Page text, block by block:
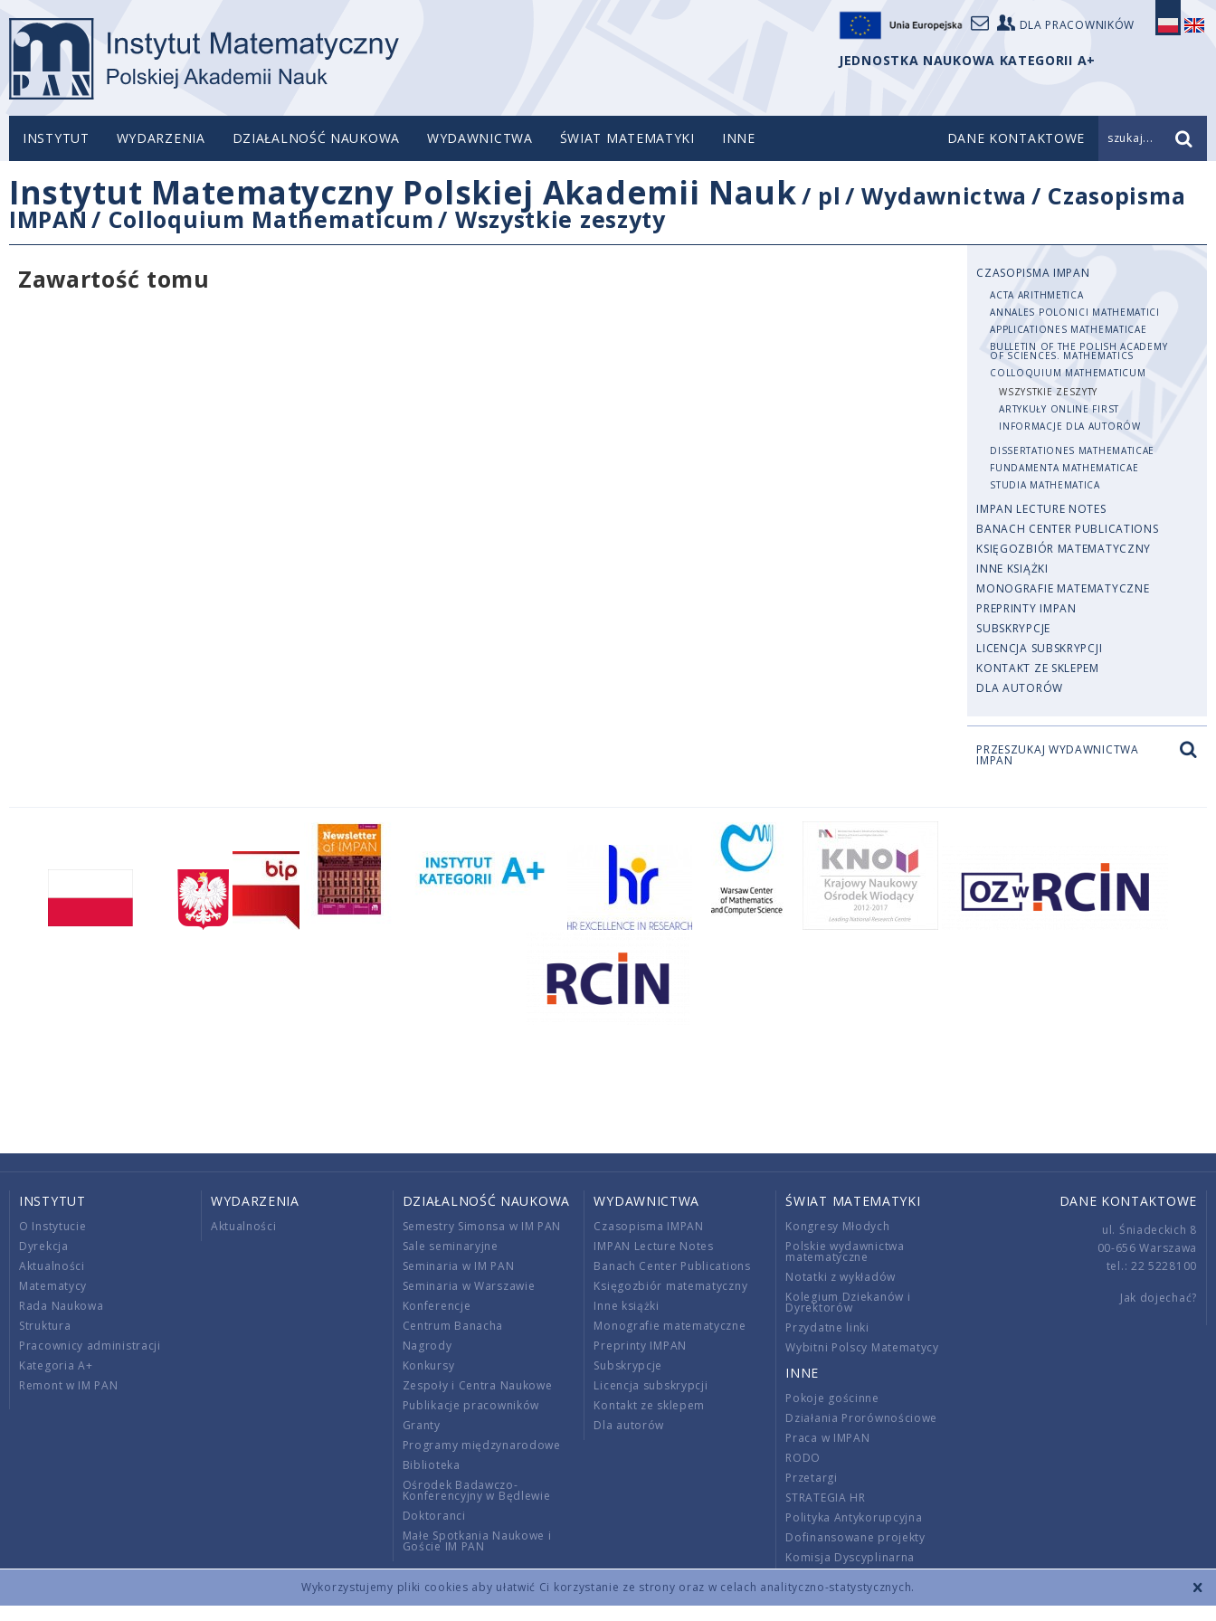
Wykorzystujemy pliki cookies aby ułatwić Ci korzystanie ze strony oraz w celach analityczno-statystycznych.
DLA PRACOWNIKÓW
JEDNOSTKA NAUKOWA KATEGORII A+
INSTYTUT WYDARZENIA DZIAŁALNOŚĆ NAUKOWA WYDAWNICTWA ŚWIAT MATEMATYKI INNE DANE KONTAKTOWE szukaj...
Instytut Matematyczny Polskiej Akademii Nauk/ pl /Wydawnictwa / Czasopisma
IMPAN / Colloquium Mathematicum/ Wszystkie zeszyty
Zawartość tomu
CZASOPISMA IMPAN
ACTA ARITHMETICA
ANNALES POLONICI MATHEMATICI
APPLICATIONES MATHEMATICAE
BULLETIN OF THE POLISH ACADEMY
OF SCIENCES. MATHEMATICS
COLLOQUIUM MATHEMATICUM
WSZYSTKIE ZESZYTY
ARTYKUŁY ONLINE FIRST
INFORMACJE DLA AUTORÓW
DISSERTATIONES MATHEMATICAE
FUNDAMENTA MATHEMATICAE
STUDIA MATHEMATICA
IMPAN LECTURE NOTES
BANACH CENTER PUBLICATIONS
KSIĘGOZBIÓR MATEMATYCZNY
INNE KSIĄŻKI
MONOGRAFIE MATEMATYCZNE
PREPRINTY IMPAN
SUBSKRYPCJE
LICENCJA SUBSKRYPCJI
KONTAKT ZE SKLEPEM
DLA AUTORÓW
PRZESZUKAJ WYDAWNICTWA
IMPAN
INSTYTUT
O Instytucie
Dyrekcja
Aktualności
Matematycy
Rada Naukowa
Struktura
Pracownicy administracji
Kategoria A+
Remont w IM PAN
WYDARZENIA
Aktualności
DZIAŁALNOŚĆ NAUKOWA
Semestry Simonsa w IM PAN
Sale seminaryjne
Seminaria w IM PAN
Seminaria w Warszawie
Konferencje
Centrum Banacha
Nagrody
Konkursy
Zespoły i Centra Naukowe
Publikacje pracowników
Granty
Programy międzynarodowe
Biblioteka
Ośrodek Badawczo-
Konferencyjny w Będlewie
Doktoranci
Małe Spotkania Naukowe i
Goście IM PAN
WYDAWNICTWA
Czasopisma IMPAN
IMPAN Lecture Notes
Banach Center Publications
Księgozbiór matematyczny
Inne książki
Monografie matematyczne
Preprinty IMPAN
Subskrypcje
Licencja subskrypcji
Kontakt ze sklepem
Dla autorów
ŚWIAT MATEMATYKI
Kongresy Młodych
Polskie wydawnictwa
matematyczne
Notatki z wykładów
Kolegium Dziekanów i
Dyrektorów
Przydatne linki
Wybitni Polscy Matematycy
INNE
Pokoje gościnne
Działania Prorównościowe
Praca w IMPAN
RODO
Przetargi
STRATEGIA HR
Polityka Antykorupcyjna
Dofinansowane projekty
Komisja Dyscyplinarna
Wnoszenie opłat
DANE KONTAKTOWE
ul. Śniadeckich 8
00-656 Warszawa
tel.: 22 5228100
Jak dojechać?